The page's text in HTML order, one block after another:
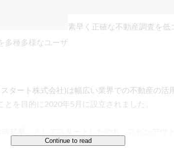
多種多様なユーザ
素早く正確な不動産調査を低
タート株式会社)は幅広い業界での不動産の活
とを目的に2020年5月に設立されました。
Continue to read